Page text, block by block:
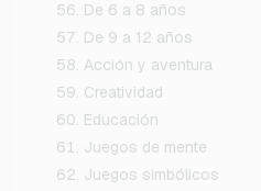
De 6 a 8 años
De 9 a 12 años
Acción y aventura
Creatividad
Educación
Juegos de mente
Juegos simbólicos